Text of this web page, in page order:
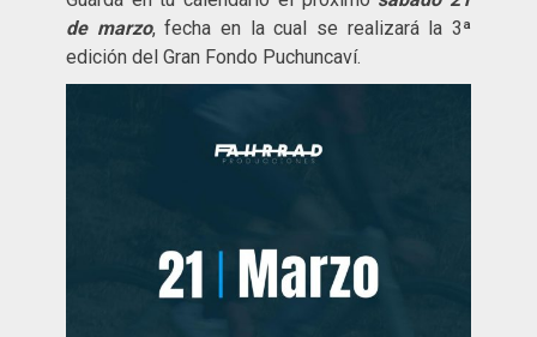
de marzo, fecha en la cual se realizará la 3ª
edición del Gran Fondo Puchuncaví.